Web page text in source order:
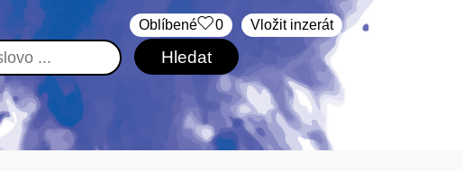
Vložit inzerát
Oblíbené 0